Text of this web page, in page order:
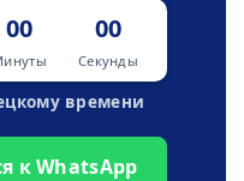
00 00
Секунды
времени
к WhatsApp